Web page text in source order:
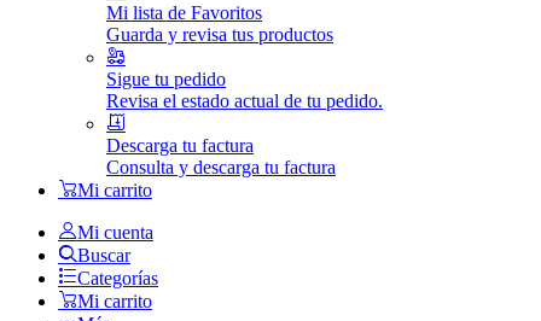
Mi lista de Favoritos
Guarda y revisa tus productos
Sigue tu pedido
Revisa el estado actual de tu pedido.
Descarga tu factura
Consulta y descarga tu factura
Mi carrito
Mi cuenta
Buscar
Categorías
Mi carrito